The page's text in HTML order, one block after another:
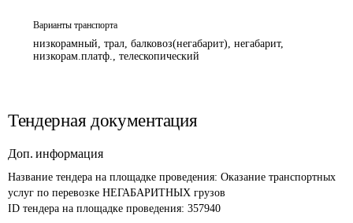
Варианты транспорта
низкорамный, трал, балковоз(негабарит), негабарит,
низкорам.платф., телескопический
Тендерная документация
Доп. информация
Название тендера на площадке проведения: Оказание транспортных
услуг по перевозке НЕГАБАРИТНЫХ грузов
ID тендера на площадке проведения: 357940